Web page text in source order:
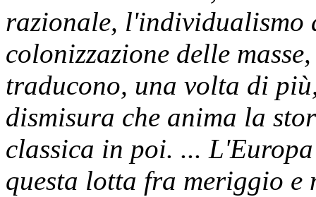
razionale,
colonizzazione delle
traducono, una volta di
dismisura che anima la
classica in poi. ...
questa lotta fra meriggio e